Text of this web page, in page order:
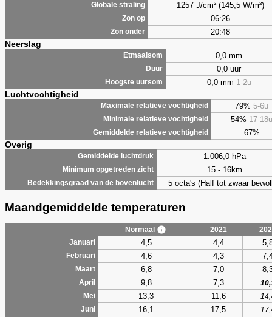
Globale straling 1257 J/cm² (145,5 W/m²)
Zon op 06:26
Zon onder 20:48
Neerslag
Etmaalsom 0,0 mm
Duur 0,0 uur
Hoogste uursom 0,0 mm 1-2u
Luchtvochtigheid
Maximale relatieve vochtigheid 79% 5-6u
Minimale relatieve vochtigheid 54% 17-18u
Gemiddelde relatieve vochtigheid 67%
Overig
Gemiddelde luchtdruk 1.006,0 hPa
Minimum opgetreden zicht 15 - 16km
Bedekkingsgraad van de bovenlucht 5 octa's (Half tot zwaar
Maandgemiddelde temperaturen
Normaal 2021
Januari
4,5 4,4
Februari 4,6 4,3
Maart 6,8 7,0
April 9,8 7,3
Mei
13,3 11,6
Juni
16,1 17,5